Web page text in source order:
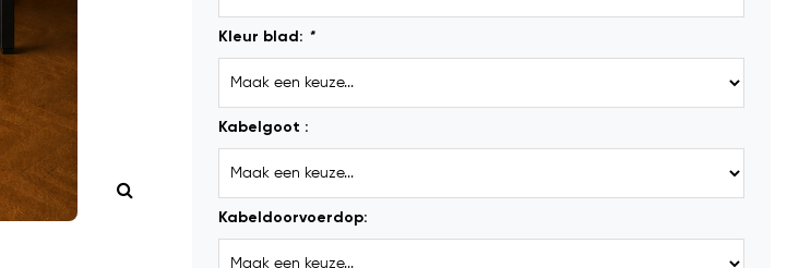
Kleur blad: *
Kabelgoot :
Kabeldoorvoerdop: